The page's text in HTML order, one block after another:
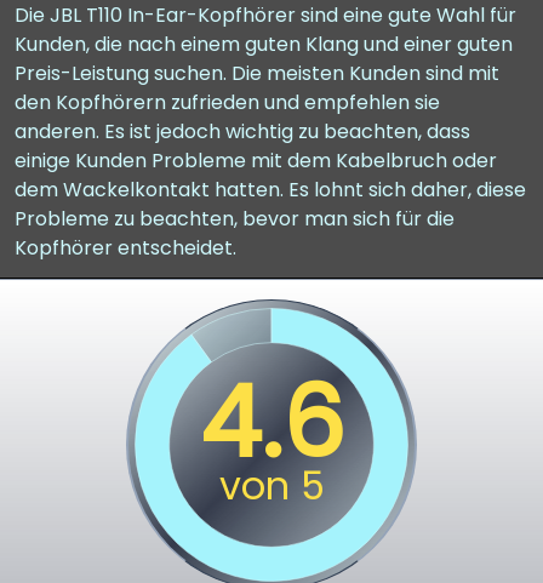
Die JBL T110 In-Ear-Kopfhörer sind eine gute Wahl für
Kunden, die nach einem guten Klang und einer guten
Preis-Leistung suchen. Die meisten Kunden sind mit
den Kopfhörern zufrieden und empfehlen sie
anderen. Es ist jedoch wichtig zu beachten, dass
einige Kunden Probleme mit dem Kabelbruch oder
dem Wackelkontakt hatten. Es lohnt sich daher, diese
Probleme zu beachten, bevor man sich für die
Kopfhörer entscheidet.